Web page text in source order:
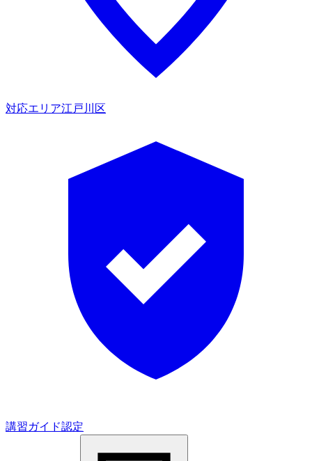
対応エリア江戸川区
講習ガイド認定